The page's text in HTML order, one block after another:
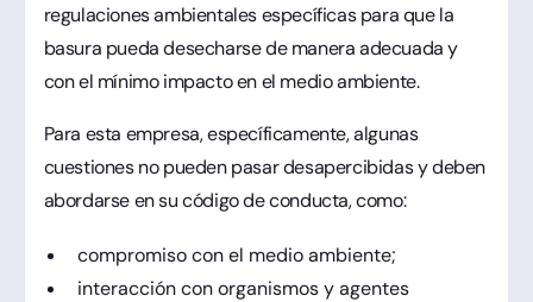
regulaciones ambientales específicas para que la
basura pueda desecharse de manera adecuada y
con el mínimo impacto en el medio ambiente.
Para esta empresa, específicamente, algunas
cuestiones no pueden pasar desapercibidas y deben
abordarse en su código de conducta, como:
compromiso con el medio ambiente;
interacción con organismos y agentes